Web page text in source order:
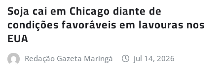
Soja cai em Chicago diante de
condições favoráveis em lavouras nos
EUA
Redação Gazeta Maringá jul 14, 2026